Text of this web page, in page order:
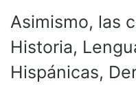
Asimismo, las
Historia,
Hispánicas,